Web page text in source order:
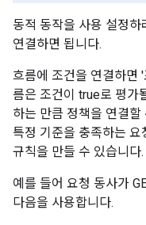
동적 동작을 사용 설정
연결하면 됩니다.
흐름에 조건을 연결하면
름은 조건이 true로 평가
하는 만큼 정책을 연결
특정 기준을 충족하는 요
규칙을 만들 수 있습니다.
예를 들어 요청 동사가
다음을 사용합니다.